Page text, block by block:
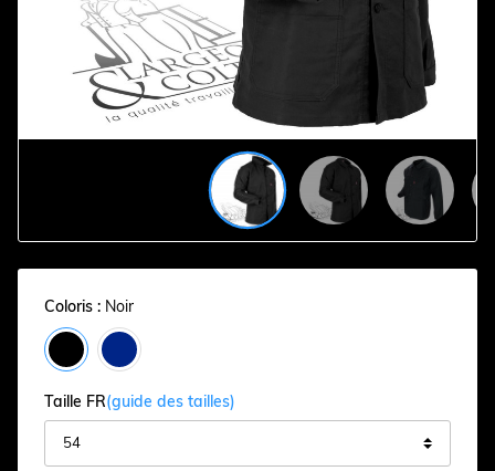
Coloris : Noir
Taille FR(guide des tailles)